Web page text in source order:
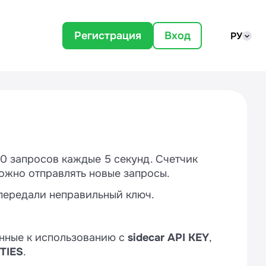
Регистрация Вход РУ
запросов каждые 5 секунд. Счетчик
отправлять новые запросы.
неправильный ключ.
к использованию с sidecar API KEY,
.